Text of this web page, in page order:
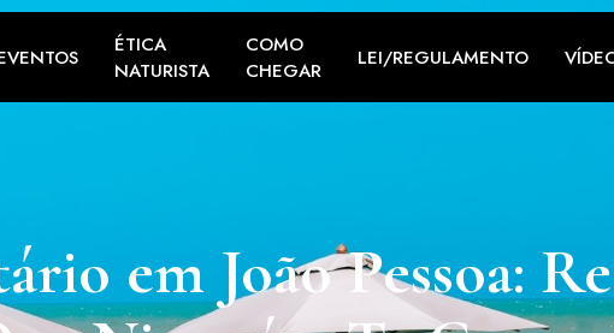
ÉTICA
NATURISTA
COMO
CHEGAR
LEI/REGULAMENTO
em João Pessoa: